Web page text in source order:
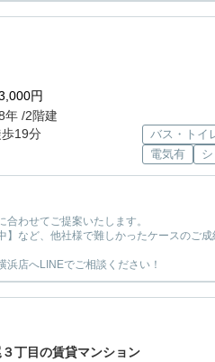
円
年 /2階建
歩19分 バス・トイ
電気有
わせてご提案いたします。
など、他社様で難しかったケースのご成
店へLINEでご相談ください！
丁目の賃貸マンション